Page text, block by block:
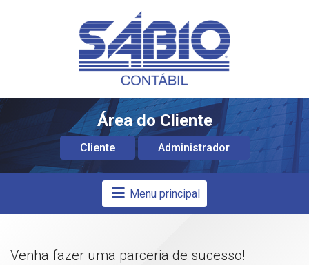
Área do Cliente
Cliente Administrador
Menu principal
Venha fazer uma parceria de sucesso!